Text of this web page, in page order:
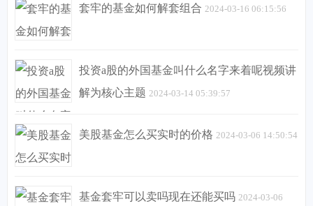
套牢的基金如何解套组合 2024-03-16 06:15:56
投资a股的外国基金叫什么名字来着呢视频讲
解为核心主题 2024-03-14 05:39:57
美股基金怎么买实时的价格 2024-03-06 14:50:54
基金套牢可以卖吗现在还能买吗 2024-03-06